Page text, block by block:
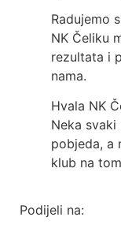
Radujemo
NK Čeliku
rezultata i
nama.
Hvala NK
Neka
pobjeda, a
klub na
Podijeli na: